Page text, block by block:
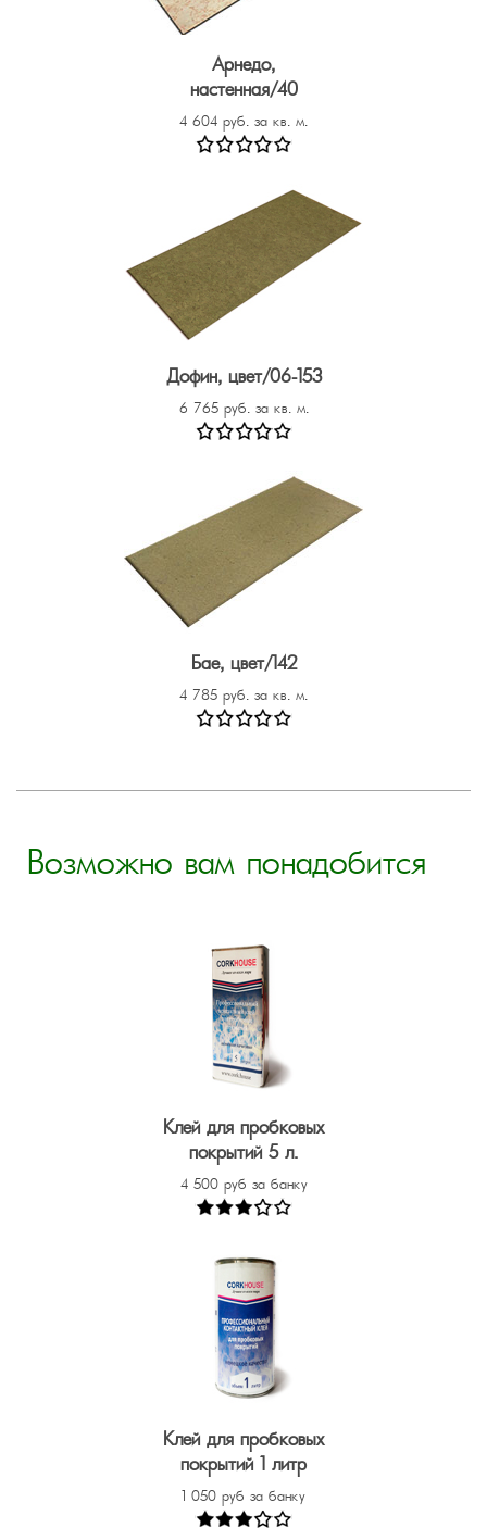
Арнедо,
настенная/40
4 604 руб. за кв. м.
Дофин, цвет/06-153
6 765 руб. за кв. м.
Бае, цвет/142
4 785 руб. за кв. м.
Возможно вам понадобится
Клей для пробковых
покрытий 5 л.
4 500 руб за банку
Клей для пробковых
покрытий 1 литр
1 050 руб за банку